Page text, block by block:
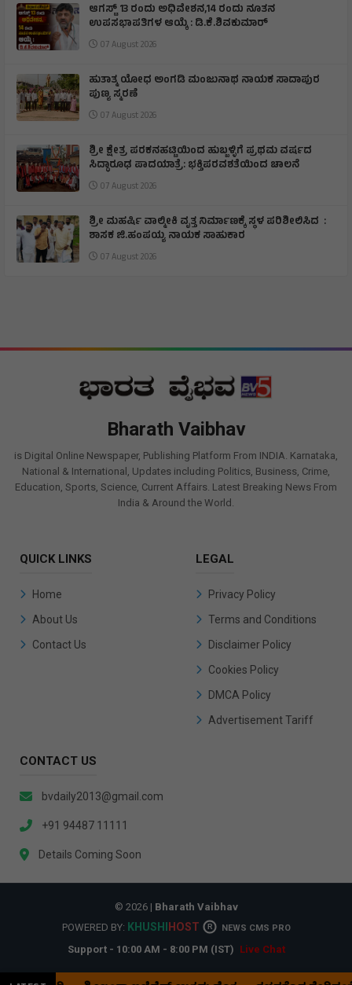
ಆಗಸ್ಟ್ 13 ರಂದು ಅಧಿವೇಶನ,14 ರಂದು ನೂತನ
ಉಪಸಭಾಪತಿಗಳ ಆಯ್ಕೆ : ಡಿ.ಕೆ.ಶಿವಕುಮಾರ್
07 August 2026
ಹುತಾತ್ಮ ಯೋಧ ಅಂಗಡಿ ಮಂಜುನಾಥ ನಾಯಕ ಸಾದಾಪುರ
ಪುಣ್ಯ ಸ್ಮರಣೆ
07 August 2026
​ಶ್ರೀ ಕ್ಷೇತ್ರ ಪರಕನಹಟ್ಟಿಯಿಂದ ಹುಬ್ಬಳ್ಳಿಗೆ ಪ್ರಥಮ ವರ್ಷದ
ಸಿದ್ಧಾರೂಢ ಪಾದಯಾತ್ರೆ: ಭಕ್ತಿಪರವಶತೆಯಿಂದ ಚಾಲನೆ
07 August 2026
ಶ್ರೀ ಮಹರ್ಷಿ ವಾಲ್ಮೀಕಿ ವೃತ್ತ ನಿರ್ಮಾಣಕ್ಕೆ ಸ್ಥಳ ಪರಿಶೀಲಿಸಿದ :
ಶಾಸಕ ಜಿ.ಹಂಪಯ್ಯ ನಾಯಕ ಸಾಹುಕಾರ
07 August 2026
Bharath Vaibhav
is Digital Online Newspaper, Publishing Platform From INDIA. Karnataka,
National & International, Updates including Politics, Business, Crime,
Education, Sports, Science, Current Affairs. Latest Breaking News From
India & Around the World.
QUICK LINKS
Home
About Us
Contact Us
LEGAL
Privacy Policy
Terms and Conditions
Disclaimer Policy
Cookies Policy
DMCA Policy
Advertisement Tariff
CONTACT US
bvdaily2013@gmail.com
+91 94487 11111
Details Coming Soon
© 2026 | Bharath Vaibhav
POWERED BY: KHUSHI HOST R NEWS CMS PRO
Support - 10:00 AM - 8:00 PM (IST) Live Chat